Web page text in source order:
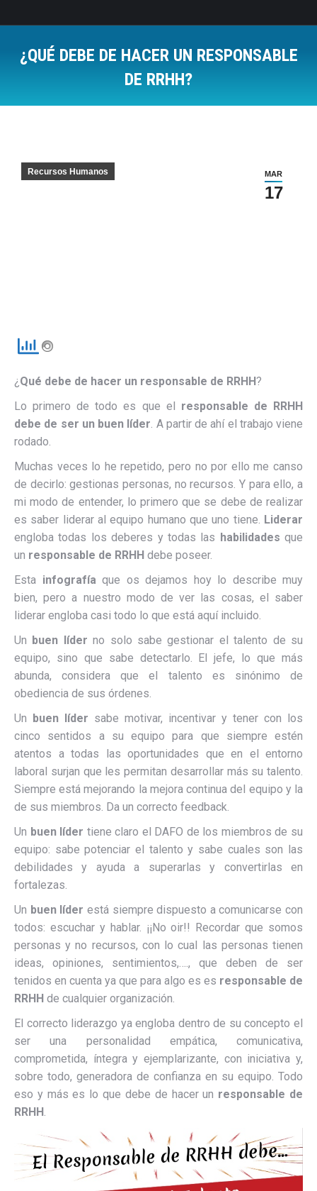
¿QUÉ DEBE DE HACER UN RESPONSABLE
DE RRHH?
MAR
17
Recursos Humanos
¿ Qué debe de hacer un responsable de RRHH?
Lo primero de todo es que el responsable de RRHH
debe de ser un buen líder. A partir de ahí el trabajo viene
rodado.
Muchas veces lo he repetido, pero no por ello me canso
de decirlo: gestionas personas, no recursos. Y para ello, a
mi modo de entender, lo primero que se debe de realizar
es saber liderar al equipo humano que uno tiene. Liderar
engloba todas los deberes y todas las habilidades que
un responsable de RRHH debe poseer.
Esta infografía que os dejamos hoy lo describe muy
bien, pero a nuestro modo de ver las cosas, el saber
liderar engloba casi todo lo que está aquí incluido.
Un buen líder no solo sabe gestionar el talento de su
equipo, sino que sabe detectarlo. El jefe, lo que más
abunda, considera que el talento es sinónimo de
obediencia de sus órdenes.
Un buen líder sabe motivar, incentivar y tener con los
cinco sentidos a su equipo para que siempre estén
atentos a todas las oportunidades que en el entorno
laboral surjan que les permitan desarrollar más su talento.
Siempre está mejorando la mejora continua del equipo y la
de sus miembros. Da un correcto feedback.
Un buen líder tiene claro el DAFO de los miembros de su
equipo: sabe potenciar el talento y sabe cuales son las
debilidades y ayuda a superarlas y convertirlas en
fortalezas.
Un buen líder está siempre dispuesto a comunicarse con
todos: escuchar y hablar. ¡¡No oir!! Recordar que somos
personas y no recursos, con lo cual las personas tienen
ideas, opiniones, sentimientos,…., que deben de ser
tenidos en cuenta ya que para algo es es responsable de
RRHH de cualquier organización.
El correcto liderazgo ya engloba dentro de su concepto el
ser una personalidad empática, comunicativa,
comprometida, íntegra y ejemplarizante, con iniciativa y,
sobre todo, generadora de confianza en su equipo. Todo
eso y más es lo que debe de hacer un responsable de
RRHH.